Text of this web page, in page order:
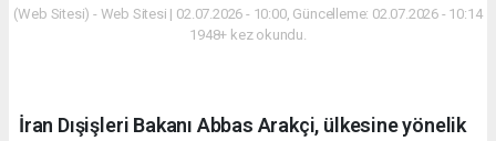
(Web Sitesi) - Web Sitesi | 02.07.2026 - 10:00, Güncelleme: 02.07.2026 - 10:14
1948+ kez okundu.
İran Dışişleri Bakanı Abbas Arakçi, ülkesine yönelik